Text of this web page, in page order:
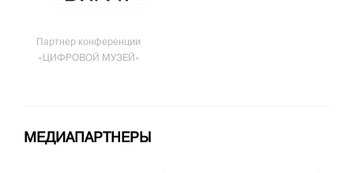
Партнер конференции
«ЦИФРОВОЙ МУЗЕЙ»
МЕДИАПАРТНЕРЫ